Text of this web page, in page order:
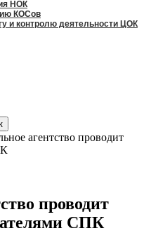
НОК
КОСов
и контролю деятельности ЦОК
агентство проводит
проводит
СПК